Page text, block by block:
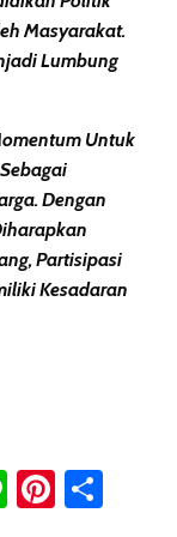
Masyarakat.
Lumbung
Untuk
Dengan
Partisipasi
Kesadaran
Line